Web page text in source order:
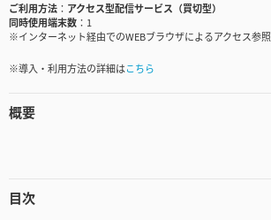
ご利用方法
アクセス型配信サービス（買切型）
同時使用端末数
1
※インターネット経由でのWEBブラウザによるアクセス参照
※導入・利用方法の詳細はこちら
概要
目次